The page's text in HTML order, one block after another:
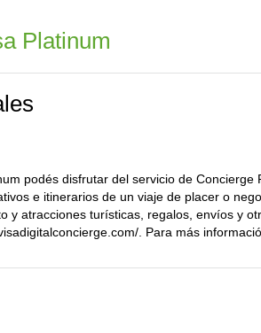
Platinum
podés disfrutar del servicio de Concierge
e itinerarios de un viaje de placer o
y atracciones turísticas, regalos, envíos y
. Para más